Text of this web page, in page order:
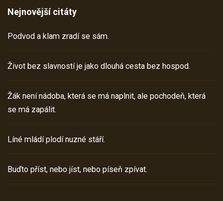
Nejnovější citáty
Podvod a klam zradí se sám.
Život bez slavností je jako dlouhá cesta bez hospod.
Žák není nádoba, která se má naplnit, ale pochodeň, která
se má zapálit.
Líné mládí plodí nuzné stáří.
Buďto příst, nebo jíst, nebo píseň zpívat.